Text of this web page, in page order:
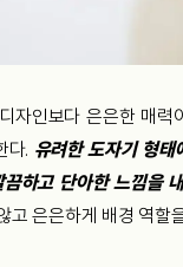
자인보다 은은한 매력
다. 유려한 도자기 형태
하고 단아한 느낌을
고 은은하게 배경 역할